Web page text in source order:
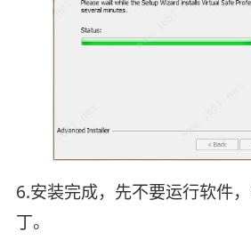
6.安装完成，先不要运行软件
丁。